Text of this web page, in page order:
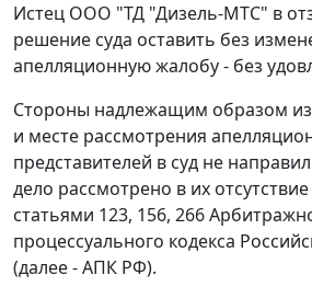
Истец ООО "ТД "Дизель-МТС" в
решение суда оставить без
апелляционную жалобу - без
Стороны надлежащим образом
и месте рассмотрения
представителей в суд не
дело рассмотрено в их
статьями 123, 156, 266
процессуального кодекса
(далее - АПК РФ).